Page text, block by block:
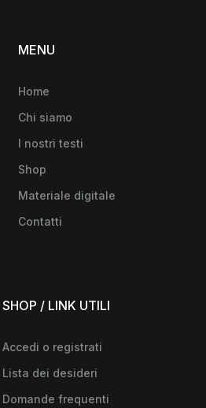
MENU
Home
Chi siamo
I nostri testi
Shop
Materiale digitale
Contatti
SHOP / LINK UTILI
Accedi o registrati
Lista dei desideri
Domande frequenti